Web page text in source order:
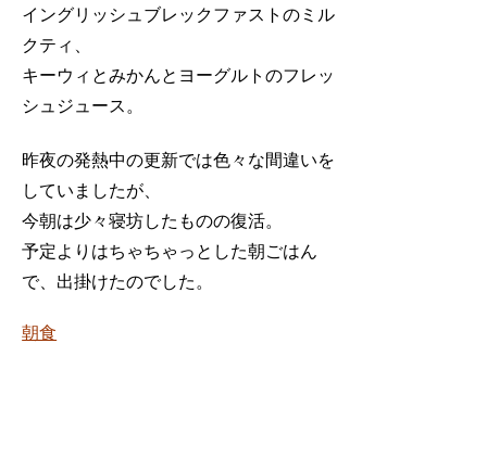
イングリッシュブレックファストのミル
クティ、
キーウィとみかんとヨーグルトのフレッ
シュジュース。
昨夜の発熱中の更新では色々な間違いを
していましたが、
今朝は少々寝坊したものの復活。
予定よりはちゃちゃっとした朝ごはん
で、出掛けたのでした。
朝食